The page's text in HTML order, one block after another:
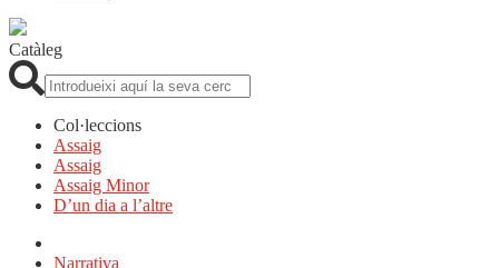
Catàleg
Col·leccions
Assaig
Assaig
Assaig Minor
D’un dia a l’altre
Narrativa